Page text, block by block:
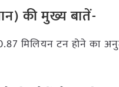
की मुख्य बातें-
मिलियन टन होने